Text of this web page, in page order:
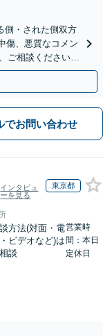
側・された側双方
傷、悪質なコメン
ご相談ください
でお問い合わせ
インタビュ
ーを見る
東京都
方法(対面・電
ビデオなど)は
談
営業時
間：本日
定休日